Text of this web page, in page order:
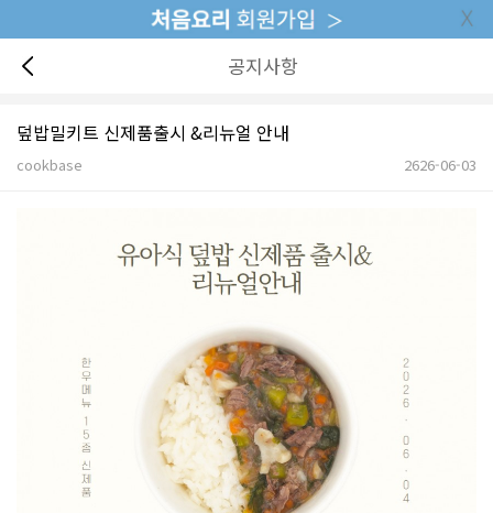
공지사항
덮밥밀키트 신제품출시 &리뉴얼 안내
cookbase 2626-06-03